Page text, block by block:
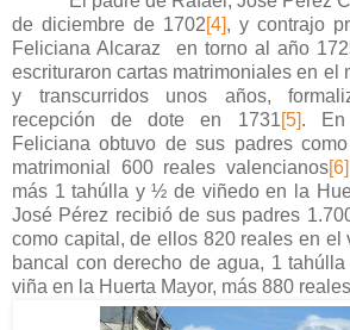
de diciembre de 1702[4], y contrajo
Feliciana Alcaraz en torno al año
escrituraron cartas matrimoniales en el
y transcurridos unos años,
recepción de dote en 1731[5]. En
Feliciana obtuvo de sus padres
matrimonial 600 reales valencianos[6]
más 1 tahúlla y ½ de viñedo en la
José Pérez recibió de sus padres
como capital, de ellos 820 reales en el
bancal con derecho de agua, 1
viña en la Huerta Mayor, más 880